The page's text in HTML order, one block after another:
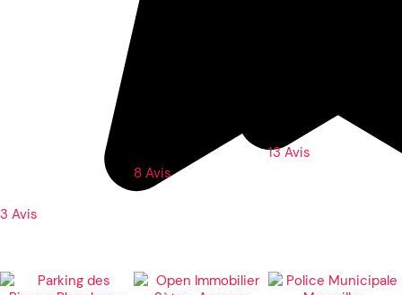
3 Avis
8 Avis
13 Avis